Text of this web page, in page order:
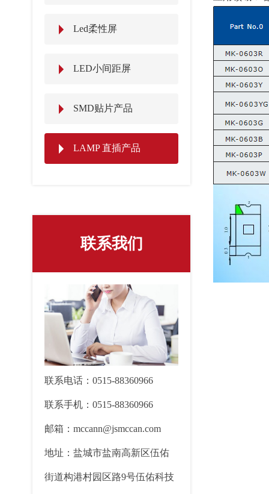
Led柔性屏
LED小间距屏
SMD贴片产品
LAMP 直插产品
联系我们
联系电话：0515-88360966
联系手机：0515-88360966
邮箱：mccann@jsmccan.com
地址：盐城市盐南高新区伍佑
街道构港村园区路9号伍佑科技